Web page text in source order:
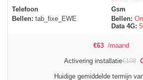
Telefoon
Bellen: tab_fixe_EWE
Gsm
Bellen:
Data 4G:
€63 /maand
Activering installatie€108
Huidige gemiddelde termijn